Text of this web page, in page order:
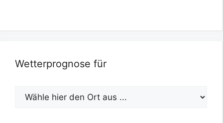
Wetterprognose für